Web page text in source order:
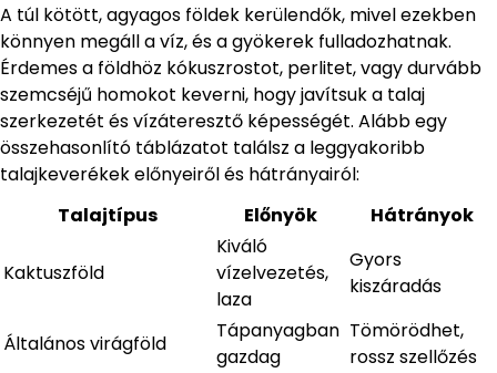
A túl kötött, agyagos földek kerülendők, mivel ezekben
könnyen megáll a víz, és a gyökerek fulladozhatnak.
Érdemes a földhöz kókuszrostot, perlitet, vagy durvább
szemcséjű homokot keverni, hogy javítsuk a talaj
szerkezetét és vízáteresztő képességét. Alább egy
összehasonlító táblázatot találsz a leggyakoribb
talajkeverékek előnyeiről és hátrányairól:
Talajtípus
Előnyök Hátrányok
Kaktuszföld
Kiváló
vízelvezetés,
laza
Gyors
kiszáradás
Általános virágföld
Tápanyagban
gazdag
Tömörödhet,
rossz szellőzés